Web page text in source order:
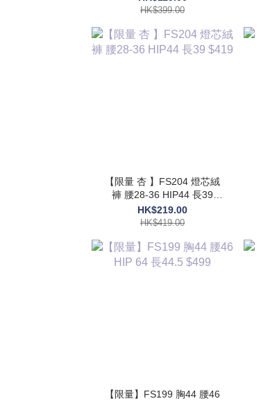
HK$399.00
【限量 杏 】FS204 燈芯絨
褲 腰28-36 HIP44 長39
$419
HK$219.00
HK$419.00
【限量】FS199 胸44 腰46